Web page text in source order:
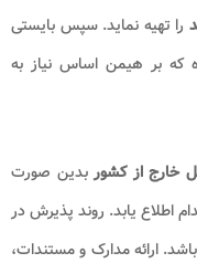
را تهیه نماید. سپس بایستی
که بر هیمن اساس نیاز به
خارج از کشوربدین صورت
اطلاع یابد. روند پذیرش در
ارائه مدارک و مستندات،